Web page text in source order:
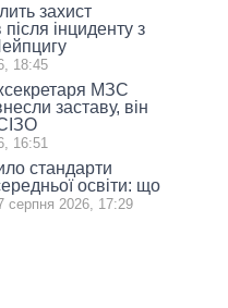
захист
інциденту з
18:45
МЗС
заставу, він
16:51
стандарти
освіти: що
серпня 2026, 17:29